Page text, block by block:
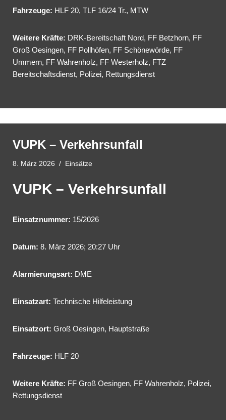
Fahrzeuge: HLF 20, TLF 16/24 Tr., MTW
Weitere Kräfte: DRK-Bereitschaft Nord, FF Betzhorn, FF
Groß Oesingen, FF Pollhöfen, FF Schönewörde, FF
Ummern, FF Wahrenholz, FF Westerholz, FTZ
Bereitschaftsdienst, Polizei, Rettungsdienst
VUPK – Verkehrsunfall
8. März 2026 Einsätze
VUPK – Verkehrsunfall
Einsatznummer: 15/2026
Datum: 8. März 2026; 20:27 Uhr
Alarmierungsart: DME
Einsatzart: Technische Hilfeleistung
Einsatzort: Groß Oesingen, Hauptstraße
Fahrzeuge: HLF 20
Weitere Kräfte: FF Groß Oesingen, FF Wahrenholz, Polizei,
Rettungsdienst